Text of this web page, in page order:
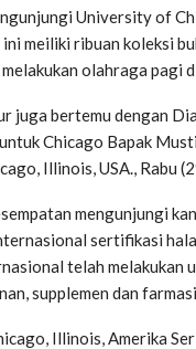
University of
meiliki ribuan koleksi
olahraga pagi
juga bertemu dengan
Chicago Bapak
Illinois, USA., Rabu
mengunjungi
sertifikasi
telah melakukan
supplemen dan
Illinois, Amerika